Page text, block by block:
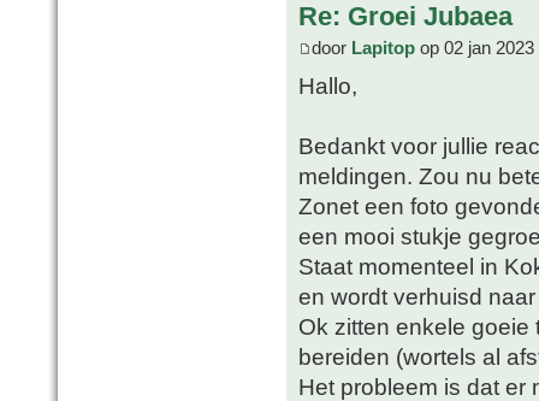
Re: Groei Jubaea
door Lapitop op 02 jan 2023
Hallo,
Bedankt voor jullie
meldingen. Zou nu
Zonet een foto
een mooi stukje
Staat momenteel in
en wordt verhuisd
Ok zitten enkele goeie
bereiden (wortels al
Het probleem is dat er